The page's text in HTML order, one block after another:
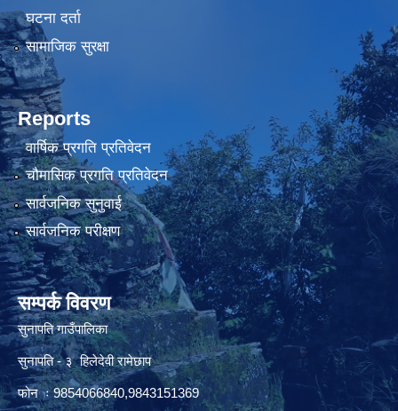
घटना दर्ता
सामाजिक सुरक्षा
Reports
वार्षिक प्रगति प्रतिवेदन
चौमासिक प्रगति प्रतिवेदन
सार्वजनिक सुनुवाई
सार्वजनिक परीक्षण
सम्पर्क विवरण
सुनापति गाउँपालिका
सुनापति - ३ हिलेदेवी रामेछाप
फोन ः 9854066840,9843151369